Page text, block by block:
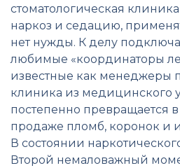
стоматологическая
наркоз и седацию,
нет нужды. К делу
любимые «координаторы
известные как менеджеры
клиника из медицинского
постепенно превращается
продаже пломб, коронок и
В состоянии
Второй немаловажный